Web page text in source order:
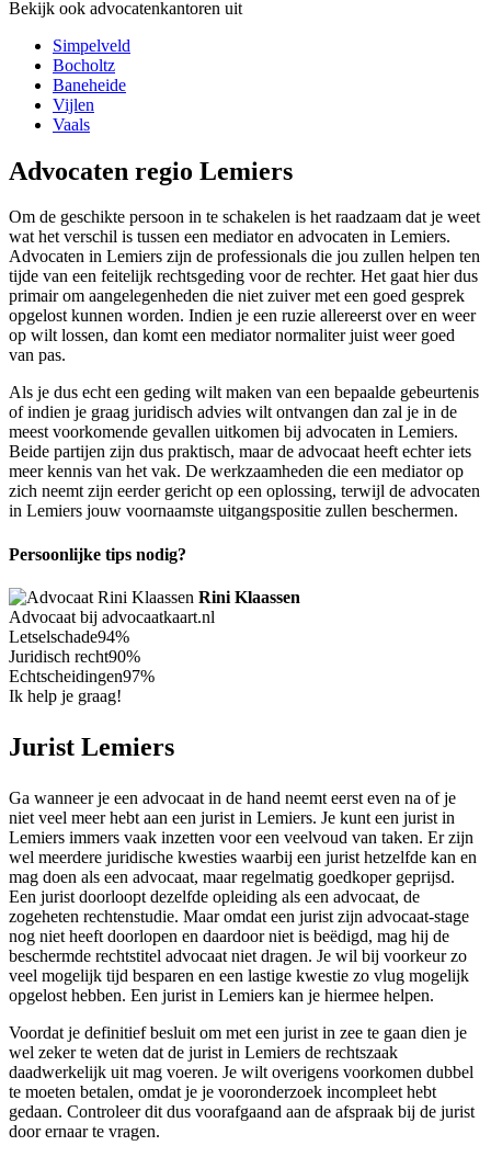
Bekijk ook advocatenkantoren uit
Simpelveld
Bocholtz
Baneheide
Vijlen
Vaals
Advocaten regio Lemiers
Om de geschikte persoon in te schakelen is het raadzaam dat je weet
wat het verschil is tussen een mediator en advocaten in Lemiers.
Advocaten in Lemiers zijn de professionals die jou zullen helpen ten
tijde van een feitelijk rechtsgeding voor de rechter. Het gaat hier dus
primair om aangelegenheden die niet zuiver met een goed gesprek
opgelost kunnen worden. Indien je een ruzie allereerst over en weer
op wilt lossen, dan komt een mediator normaliter juist weer goed
van pas.
Als je dus echt een geding wilt maken van een bepaalde gebeurtenis
of indien je graag juridisch advies wilt ontvangen dan zal je in de
meest voorkomende gevallen uitkomen bij advocaten in Lemiers.
Beide partijen zijn dus praktisch, maar de advocaat heeft echter iets
meer kennis van het vak. De werkzaamheden die een mediator op
zich neemt zijn eerder gericht op een oplossing, terwijl de advocaten
in Lemiers jouw voornaamste uitgangspositie zullen beschermen.
Persoonlijke tips nodig?
Rini Klaassen
Advocaat bij advocaatkaart.nl
Letselschade94%
Juridisch recht90%
Echtscheidingen97%
Ik help je graag!
Jurist Lemiers
Ga wanneer je een advocaat in de hand neemt eerst even na of je
niet veel meer hebt aan een jurist in Lemiers. Je kunt een jurist in
Lemiers immers vaak inzetten voor een veelvoud van taken. Er zijn
wel meerdere juridische kwesties waarbij een jurist hetzelfde kan en
mag doen als een advocaat, maar regelmatig goedkoper geprijsd.
Een jurist doorloopt dezelfde opleiding als een advocaat, de
zogeheten rechtenstudie. Maar omdat een jurist zijn advocaat-stage
nog niet heeft doorlopen en daardoor niet is beëdigd, mag hij de
beschermde rechtstitel advocaat niet dragen. Je wil bij voorkeur zo
veel mogelijk tijd besparen en een lastige kwestie zo vlug mogelijk
opgelost hebben. Een jurist in Lemiers kan je hiermee helpen.
Voordat je definitief besluit om met een jurist in zee te gaan dien je
wel zeker te weten dat de jurist in Lemiers de rechtszaak
daadwerkelijk uit mag voeren. Je wilt overigens voorkomen dubbel
te moeten betalen, omdat je je vooronderzoek incompleet hebt
gedaan. Controleer dit dus voorafgaand aan de afspraak bij de jurist
door ernaar te vragen.